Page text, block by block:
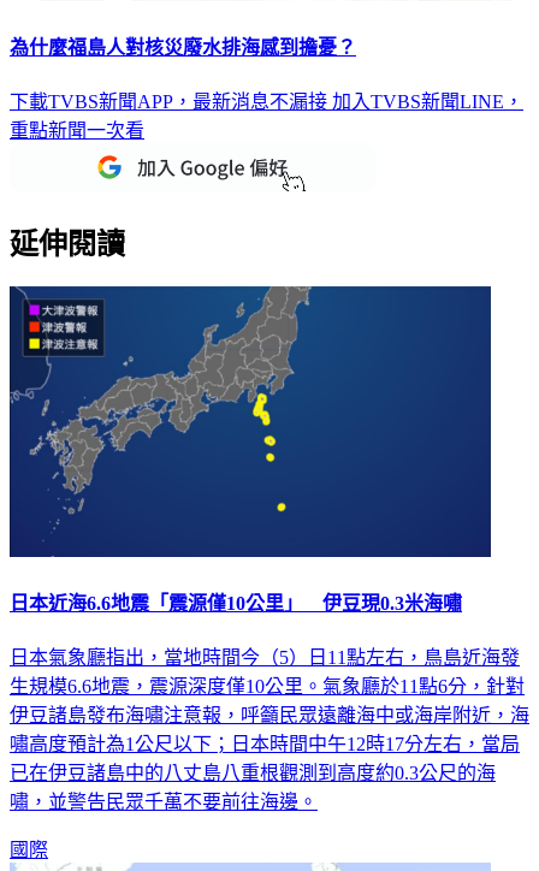
為什麼福島人對核災廢水排海感到擔憂？
下載TVBS新聞APP，最新消息不漏接 加入TVBS新聞LINE，
重點新聞一次看
延伸閱讀
日本近海6.6地震「震源僅10公里」 伊豆現0.3米海嘯
日本氣象廳指出，當地時間今（5）日11點左右，鳥島近海發
生規模6.6地震，震源深度僅10公里。氣象廳於11點6分，針對
伊豆諸島發布海嘯注意報，呼籲民眾遠離海中或海岸附近，海
嘯高度預計為1公尺以下；日本時間中午12時17分左右，當局
已在伊豆諸島中的八丈島八重根觀測到高度約0.3公尺的海
嘯，並警告民眾千萬不要前往海邊。
國際